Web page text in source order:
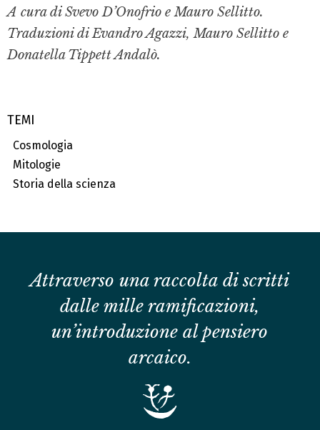
TEMI
Cosmologia
Mitologie
Storia della scienza
A cura di Svevo D’Onofrio e Mauro Sellitto.
Traduzioni di Evandro Agazzi, Mauro Sellitto e
Donatella Tippett Andalò.
Attraverso una raccolta di scritti
dalle mille ramificazioni,
un’introduzione al pen­siero
arcaico.